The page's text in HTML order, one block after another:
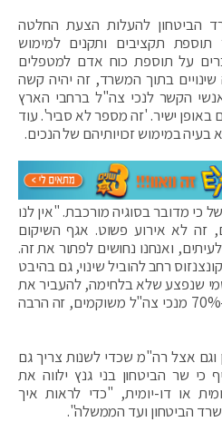
הביטחון להעלות הצעת החלטה
תקציבים ותקנים למימוש
על תוספת כוח אדם למטפלים
בתוך המשרד, זה יהיה קשה
הקשר לנכי צה"ל ברחבי הארץ
בכ-2,300-1,500 נכים באופן ישיר. 'זה מספר לא סביר'. עוד
בעיה במימוש זכויותיהם של הנכים.
מדובר בסוגיה מורכבת. "אין לנו
זה לא אירוע פשוט. אגף השיקום
ואנחנו נחושים לפתור את זה.
רחב להוביל שינוי, גם בהיבט
שנפצע שלא בלחימה, להעביר את
הטיפול בו לביטוח הלאומי?. כ-70% מנכי צה"ל משוקמים, זה הרבה
אצל רה"מ שכדי לשנות צריך גם
שר הביטחון בני גנץ ילווה את
או דו-יומית, "כדי לראות איך
הביטחון ועד הממשלה".